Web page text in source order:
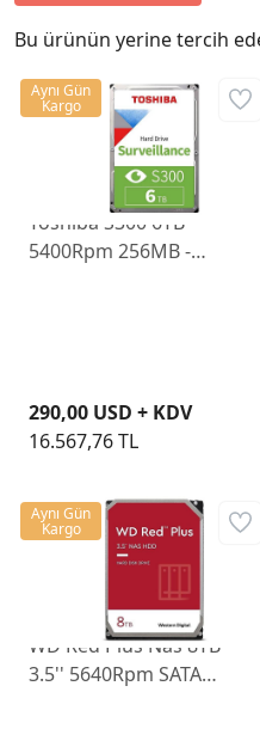
Bu ürünün yerine tercih
Toshiba S300 6TB
5400Rpm 256MB -
290,00 USD + KDV
16.567,76 TL
Aynı Gün
Kargo
WD Red Plus Nas 8TB
3.5'' 5640Rpm SATA
Aynı Gün
Kargo